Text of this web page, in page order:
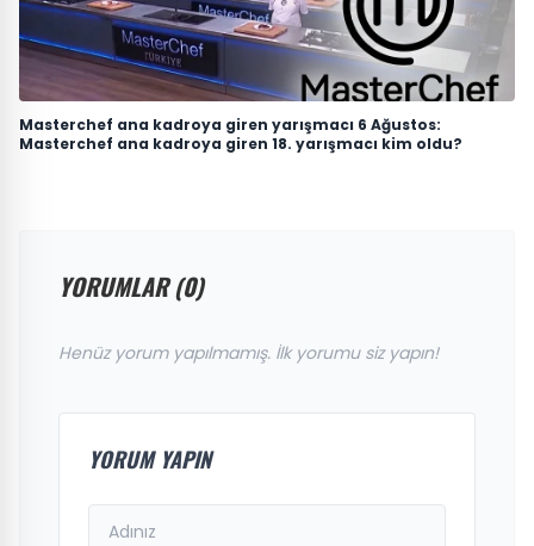
Masterchef ana kadroya giren yarışmacı 6 Ağustos:
Masterchef ana kadroya giren 18. yarışmacı kim oldu?
YORUMLAR (0)
Henüz yorum yapılmamış. İlk yorumu siz yapın!
YORUM YAPIN